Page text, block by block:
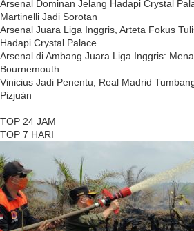
Arsenal Dominan Jelang Hadapi Crystal
Martinelli Jadi Sorotan
Arsenal Juara Liga Inggris, Arteta Fokus
Hadapi Crystal Palace
Arsenal di Ambang Juara Liga Inggris:
Bournemouth
Vinicius Jadi Penentu, Real Madrid
Pizjuán
TOP 24 JAM
TOP 7 HARI